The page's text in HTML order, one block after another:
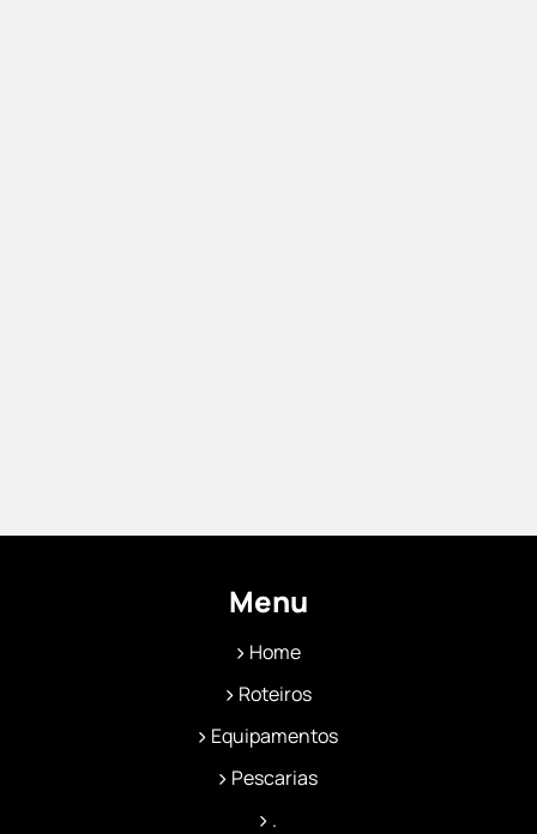
Menu
Home
Roteiros
Equipamentos
Pescarias
.